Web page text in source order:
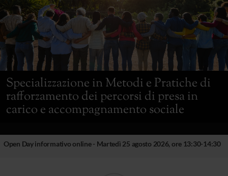
Specializzazione in Metodi e Pratiche di
rafforzamento dei percorsi di presa in
carico e accompagnamento sociale
Open Day informativo online - Martedì 25 agosto 2026, ore 13:30-14:30